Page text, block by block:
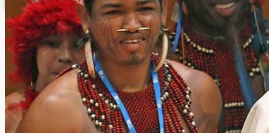
Archivio Chiesa Viva
Link CMD
CONTATTI